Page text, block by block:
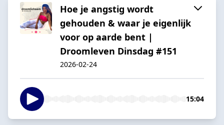
Hoe je angstig wordt
gehouden & waar je eigenlijk
voor op aarde bent |
Droomleven Dinsdag #151
2026-02-24
15:04